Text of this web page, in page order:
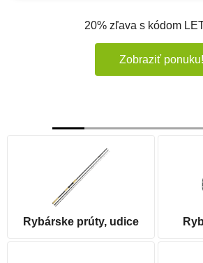
20% zľava s kódom
Zobraziť ponuku!
Rybárske prúty, udice